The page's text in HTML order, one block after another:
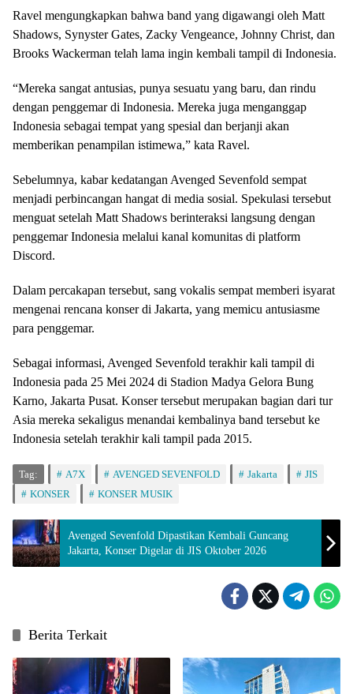
Ravel mengungkapkan bahwa band yang digawangi oleh Matt
Shadows, Synyster Gates, Zacky Vengeance, Johnny Christ, dan
Brooks Wackerman telah lama ingin kembali tampil di Indonesia.
“Mereka sangat antusias, punya sesuatu yang baru, dan rindu
dengan penggemar di Indonesia. Mereka juga menganggap
Indonesia sebagai tempat yang spesial dan berjanji akan
memberikan penampilan istimewa,” kata Ravel.
Sebelumnya, kabar kedatangan Avenged Sevenfold sempat
menjadi perbincangan hangat di media sosial. Spekulasi tersebut
menguat setelah Matt Shadows berinteraksi langsung dengan
penggemar Indonesia melalui kanal komunitas di platform
Discord.
Dalam percakapan tersebut, sang vokalis sempat memberi isyarat
mengenai rencana konser di Jakarta, yang memicu antusiasme
para penggemar.
Sebagai informasi, Avenged Sevenfold terakhir kali tampil di
Indonesia pada 25 Mei 2024 di Stadion Madya Gelora Bung
Karno, Jakarta Pusat. Konser tersebut merupakan bagian dari tur
Asia mereka sekaligus menandai kembalinya band tersebut ke
Indonesia setelah terakhir kali tampil pada 2015.
Tag: A7X AVENGED SEVENFOLD Jakarta
JIS
KONSER
KONSER MUSIK
Avenged Sevenfold Dipastikan Kembali Guncang
Jakarta, Konser Digelar di JIS Oktober 2026
Berita Terkait